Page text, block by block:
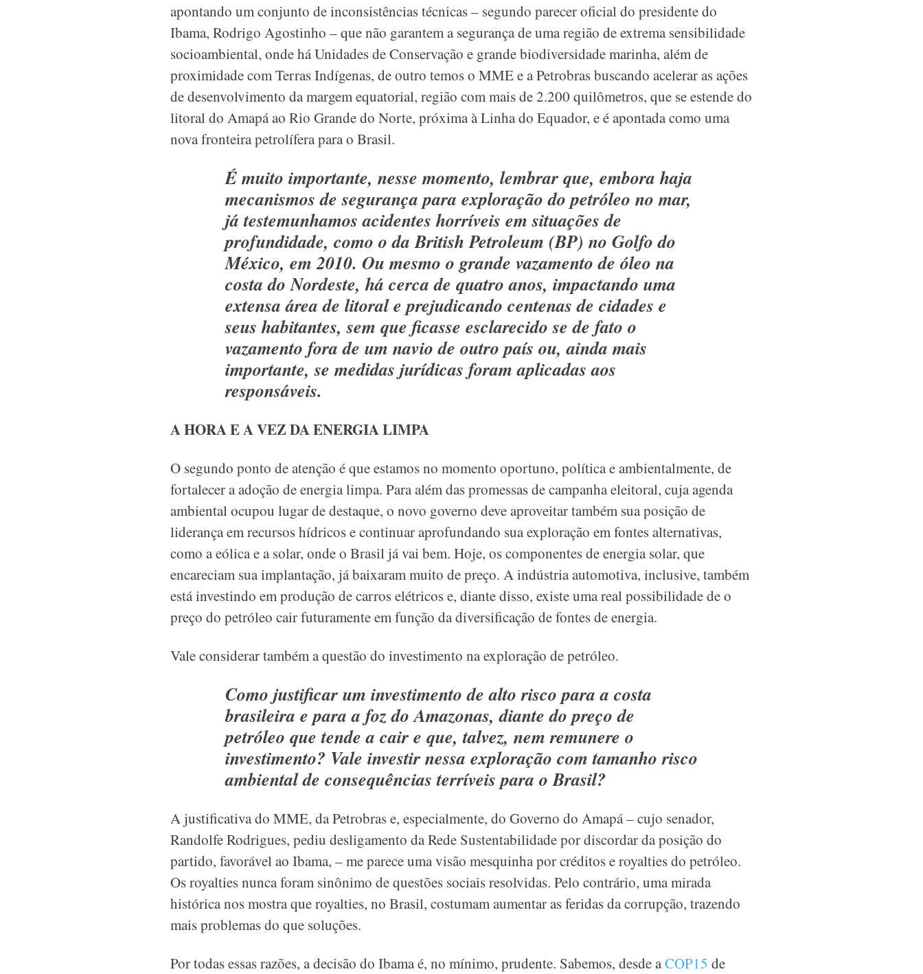
apontando um conjunto de inconsistências técnicas – segundo parecer oficial do presidente do
Ibama, Rodrigo Agostinho – que não garantem a segurança de uma região de extrema sensibilidade
socioambiental, onde há Unidades de Conservação e grande biodiversidade marinha, além de
proximidade com Terras Indígenas, de outro temos o MME e a Petrobras buscando acelerar as ações
de desenvolvimento da margem equatorial, região com mais de 2.200 quilômetros, que se estende do
litoral do Amapá ao Rio Grande do Norte, próxima à Linha do Equador, e é apontada como uma
nova fronteira petrolífera para o Brasil.
É muito importante, nesse momento, lembrar que, embora haja
mecanismos de segurança para exploração do petróleo no mar,
já testemunhamos acidentes horríveis em situações de
profundidade, como o da British Petroleum (BP) no Golfo do
México, em 2010. Ou mesmo o grande vazamento de óleo na
costa do Nordeste, há cerca de quatro anos, impactando uma
extensa área de litoral e prejudicando centenas de cidades e
seus habitantes, sem que ficasse esclarecido se de fato o
vazamento fora de um navio de outro país ou, ainda mais
importante, se medidas jurídicas foram aplicadas aos
responsáveis.
A HORA E A VEZ DA ENERGIA LIMPA
O segundo ponto de atenção é que estamos no momento oportuno, política e ambientalmente, de
fortalecer a adoção de energia limpa. Para além das promessas de campanha eleitoral, cuja agenda
ambiental ocupou lugar de destaque, o novo governo deve aproveitar também sua posição de
liderança em recursos hídricos e continuar aprofundando sua exploração em fontes alternativas,
como a eólica e a solar, onde o Brasil já vai bem. Hoje, os componentes de energia solar, que
encareciam sua implantação, já baixaram muito de preço. A indústria automotiva, inclusive, também
está investindo em produção de carros elétricos e, diante disso, existe uma real possibilidade de o
preço do petróleo cair futuramente em função da diversificação de fontes de energia.
Vale considerar também a questão do investimento na exploração de petróleo.
Como justificar um investimento de alto risco para a costa
brasileira e para a foz do Amazonas, diante do preço de
petróleo que tende a cair e que, talvez, nem remunere o
investimento? Vale investir nessa exploração com tamanho risco
ambiental de consequências terríveis para o Brasil?
A justificativa do MME, da Petrobras e, especialmente, do Governo do Amapá – cujo senador,
Randolfe Rodrigues, pediu desligamento da Rede Sustentabilidade por discordar da posição do
partido, favorável ao Ibama, – me parece uma visão mesquinha por créditos e royalties do petróleo.
Os royalties nunca foram sinônimo de questões sociais resolvidas. Pelo contrário, uma mirada
histórica nos mostra que royalties, no Brasil, costumam aumentar as feridas da corrupção, trazendo
mais problemas do que soluções.
Por todas essas razões, a decisão do Ibama é, no mínimo, prudente. Sabemos, desde aCOP15 de